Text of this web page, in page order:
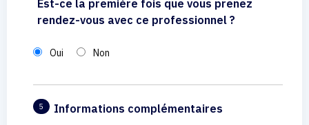
Est-ce la première fois que vous prenez
rendez-vous avec ce professionnel ?
Oui Non
5 Informations complémentaires